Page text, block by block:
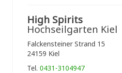
High Spirits
Hochseilgarten Kiel
Falckensteiner Strand 15
24159 Kiel
Tel. 0431-3104947